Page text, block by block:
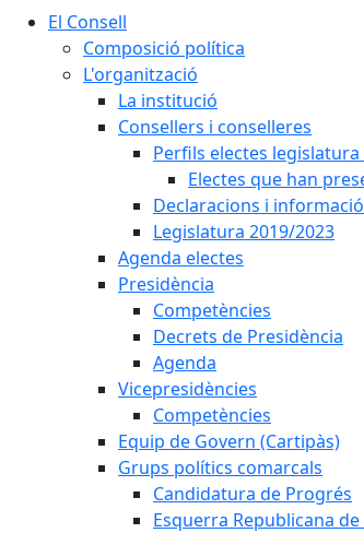
El Consell
Composició política
L'organització
La institució
Consellers i conselleres
Perfils electes legislatura
Electes que han
Declaracions i
Legislatura 2019/2023
Agenda electes
Presidència
Competències
Decrets de Presidència
Agenda
Vicepresidències
Competències
Equip de Govern (Cartipàs)
Grups polítics comarcals
Candidatura de Progrés
Esquerra Republicana